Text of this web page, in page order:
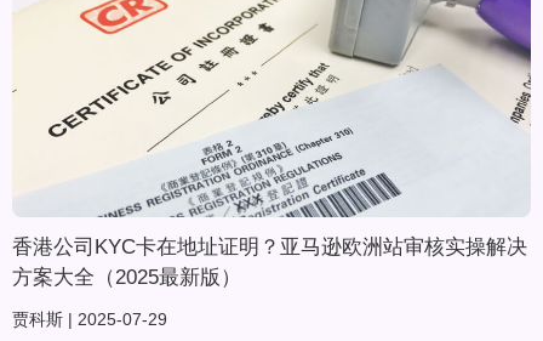
香港公司KYC卡在地址证明？亚马逊欧洲站审核实操解决
方案大全（2025最新版）
贾科斯 2025-07-29